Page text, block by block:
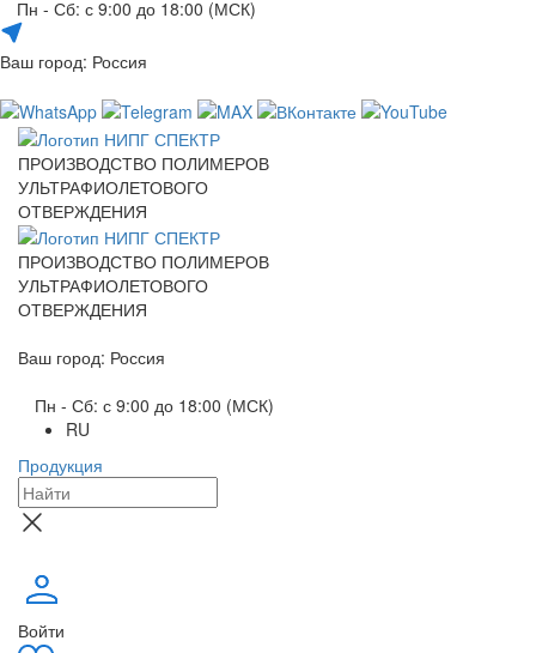
Пн - Сб: с 9:00 до 18:00 (МСК)
Ваш город: Россия
ПРОИЗВОДСТВО ПОЛИМЕРОВ
УЛЬТРАФИОЛЕТОВОГО
ОТВЕРЖДЕНИЯ
ПРОИЗВОДСТВО ПОЛИМЕРОВ
УЛЬТРАФИОЛЕТОВОГО
ОТВЕРЖДЕНИЯ
Ваш город: Россия
Пн - Сб: с 9:00 до 18:00 (МСК)
RU
Продукция
Войти